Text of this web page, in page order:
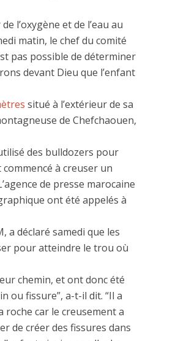
l’oxygène et de l’eau au
matin, le chef du comité
pas possible de déterminer
devant Dieu que l’enfant
situé à l’extérieur de sa
de Chefchaouen,
des bulldozers pour
à creuser un
de presse marocaine
ont été appelés à
a déclaré samedi que les
pour atteindre le trou où
chemin, et ont donc été
ou fissure”, a-t-il dit. “Il a
car le creusement a
de créer des fissures dans